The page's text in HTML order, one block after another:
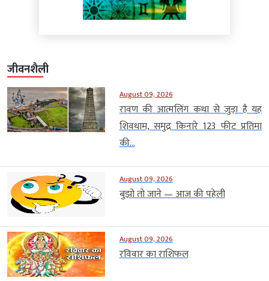
जीवनशैली
August 09, 2026
रावण की आत्मलिंग कथा से जुड़ा है यह
शिवधाम, समुद्र किनारे 123 फीट प्रतिमा
की...
August 09, 2026
बुझो तो जाने — आज की पहेली
August 09, 2026
रविवार का राशिफल